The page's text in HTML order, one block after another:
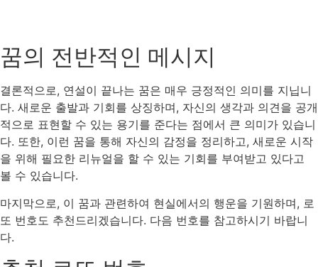
꿈의 전반적인 메시지
결론적으로, 연설이 끝나는 꿈은 매우 긍정적인 의미를 지닙니
다. 새로운 출발과 기회를 상징하며, 자신의 생각과 의견을 공개
적으로 표현할 수 있는 용기를 준다는 점에서 큰 의미가 있습니
다. 또한, 이런 꿈을 통해 자신의 감정을 정리하고, 새로운 시작
을 위해 필요한 리뉴얼을 할 수 있는 기회를 부여받고 있다고
볼 수 있습니다.
마지막으로, 이 꿈과 관련하여 현실에서의 행운을 기원하며, 로
또 번호도 추천드리겠습니다. 다음 번호를 참고하시기 바랍니
다.